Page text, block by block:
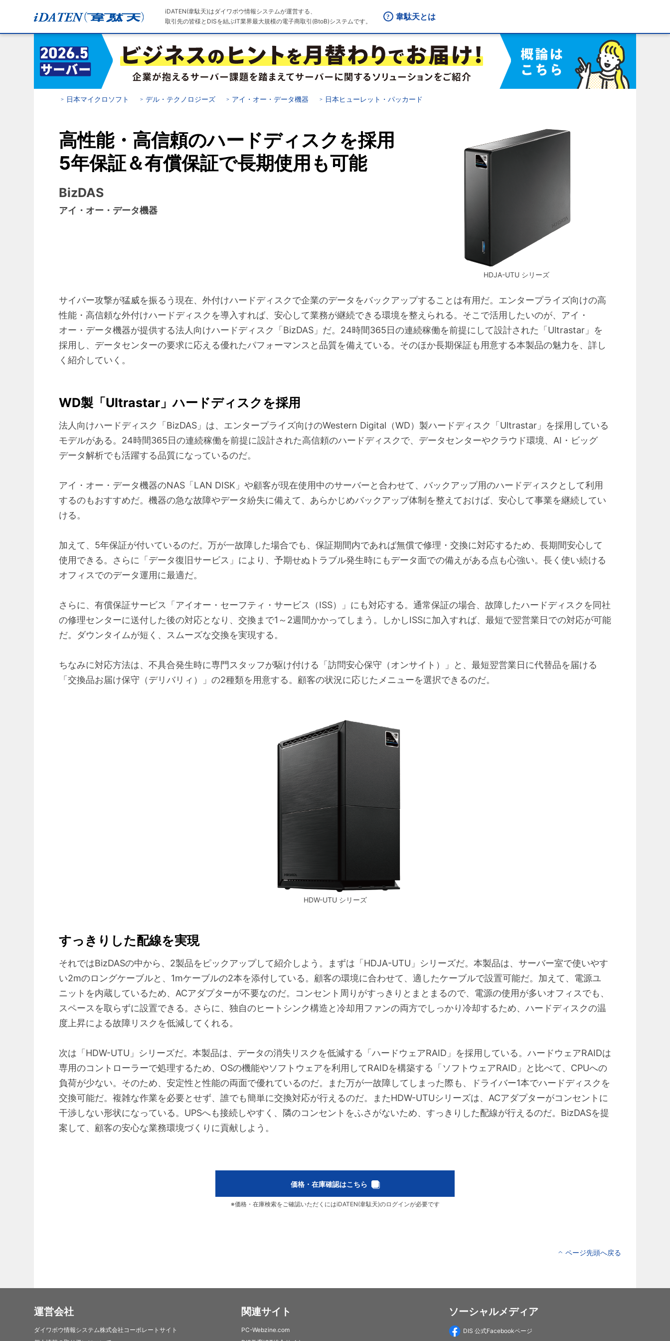
iDATEN(韋駄天)はダイワボウ情報システムが運営する、
取引先の皆様とDISを結ぶIT業界最大規模の電子商取引(BtoB)システムです。
韋駄天とは
日本マイクロソフト デル・テクノロジーズ アイ・オー・データ機器 日本ヒューレット・パッカード
HDJA-UTU シリーズ
高性能・高信頼のハードディスクを採用
5年保証＆有償保証で長期使用も可能
BizDAS
アイ・オー・データ機器
サイバー攻撃が猛威を振るう現在、外付けハードディスクで企業のデータをバックアップすることは有用だ。エンタープライズ向けの高
性能・高信頼な外付けハードディスクを導入すれば、安心して業務が継続できる環境を整えられる。そこで活用したいのが、アイ・
オー・データ機器が提供する法人向けハードディスク「BizDAS」だ。24時間365日の連続稼働を前提にして設計された「Ultrastar」を
採用し、データセンターの要求に応える優れたパフォーマンスと品質を備えている。そのほか長期保証も用意する本製品の魅力を、詳し
く紹介していく。
WD製「Ultrastar」ハードディスクを採用
法人向けハードディスク「BizDAS」は、エンタープライズ向けのWestern Digital（WD）製ハードディスク「Ultrastar」を採用している
モデルがある。24時間365日の連続稼働を前提に設計された高信頼のハードディスクで、データセンターやクラウド環境、AI・ビッグ
データ解析でも活躍する品質になっているのだ。
アイ・オー・データ機器のNAS「LAN DISK」や顧客が現在使用中のサーバーと合わせて、バックアップ用のハードディスクとして利用
するのもおすすめだ。機器の急な故障やデータ紛失に備えて、あらかじめバックアップ体制を整えておけば、安心して事業を継続してい
ける。
加えて、5年保証が付いているのだ。万が一故障した場合でも、保証期間内であれば無償で修理・交換に対応するため、長期間安心して
使用できる。さらに「データ復旧サービス」により、予期せぬトラブル発生時にもデータ面での備えがある点も心強い。長く使い続ける
オフィスでのデータ運用に最適だ。
さらに、有償保証サービス「アイオー・セーフティ・サービス（ISS）」にも対応する。通常保証の場合、故障したハードディスクを同社
の修理センターに送付した後の対応となり、交換まで1～2週間かかってしまう。しかしISSに加入すれば、最短で翌営業日での対応が可能
だ。ダウンタイムが短く、スムーズな交換を実現する。
ちなみに対応方法は、不具合発生時に専門スタッフが駆け付ける「訪問安心保守（オンサイト）」と、最短翌営業日に代替品を届ける
「交換品お届け保守（デリバリィ）」の2種類を用意する。顧客の状況に応じたメニューを選択できるのだ。
HDW-UTU シリーズ
すっきりした配線を実現
それではBizDASの中から、2製品をピックアップして紹介しよう。まずは「HDJA-UTU」シリーズだ。本製品は、サーバー室で使いやす
い2mのロングケーブルと、1mケーブルの2本を添付している。顧客の環境に合わせて、適したケーブルで設置可能だ。加えて、電源ユ
ニットを内蔵しているため、ACアダプターが不要なのだ。コンセント周りがすっきりとまとまるので、電源の使用が多いオフィスでも、
スペースを取らずに設置できる。さらに、独自のヒートシンク構造と冷却用ファンの両方でしっかり冷却するため、ハードディスクの温
度上昇による故障リスクを低減してくれる。
次は「HDW-UTU」シリーズだ。本製品は、データの消失リスクを低減する「ハードウェアRAID」を採用している。ハードウェアRAIDは
専用のコントローラーで処理するため、OSの機能やソフトウェアを利用してRAIDを構築する「ソフトウェアRAID」と比べて、CPUへの
負荷が少ない。そのため、安定性と性能の両面で優れているのだ。また万が一故障してしまった際も、ドライバー1本でハードディスクを
交換可能だ。複雑な作業を必要とせず、誰でも簡単に交換対応が行えるのだ。またHDW-UTUシリーズは、ACアダプターがコンセントに
干渉しない形状になっている。UPSへも接続しやすく、隣のコンセントをふさがないため、すっきりした配線が行えるのだ。BizDASを提
案して、顧客の安心な業務環境づくりに貢献しよう。
価格・在庫確認はこちら
※価格・在庫検索をご確認いただくにはiDATEN(韋駄天)のログインが必要です
ページ先頭へ戻る
運営会社
ダイワボウ情報システム株式会社コーポレートサイト
関連サイト
PC-Webzine.com
ソーシャルメディア
DIS 公式Facebookページ